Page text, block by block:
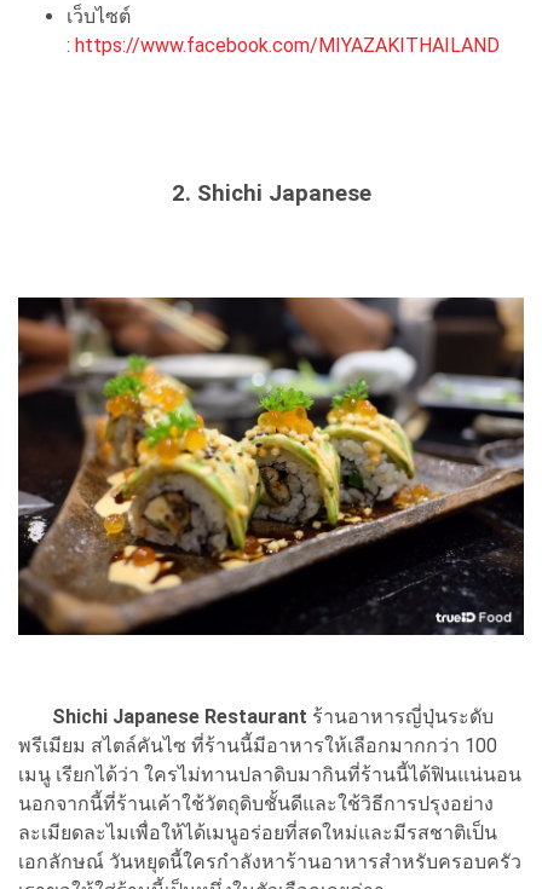
เว็บไซต์
: https://www.facebook.com/MIYAZAKITHAILAND
2. Shichi Japanese
Shichi Japanese Restaurant ร้านอาหารญี่ปุ่นระดับ
พรีเมียม สไตล์คันไซ ที่ร้านนี้มีอาหารให้เลือกมากกว่า 100
เมนู เรียกได้ว่า ใครไม่ทานปลาดิบมากินที่ร้านนี้ได้ฟินแน่นอน
นอกจากนี้ที่ร้านเค้าใช้วัตถุดิบชั้นดีและใช้วิธีการปรุงอย่าง
ละเมียดละไมเพื่อให้ได้เมนูอร่อยที่สดใหม่และมีรสชาติเป็น
เอกลักษณ์ วันหยุดนี้ใครกำลังหาร้านอาหารสำหรับครอบครัว